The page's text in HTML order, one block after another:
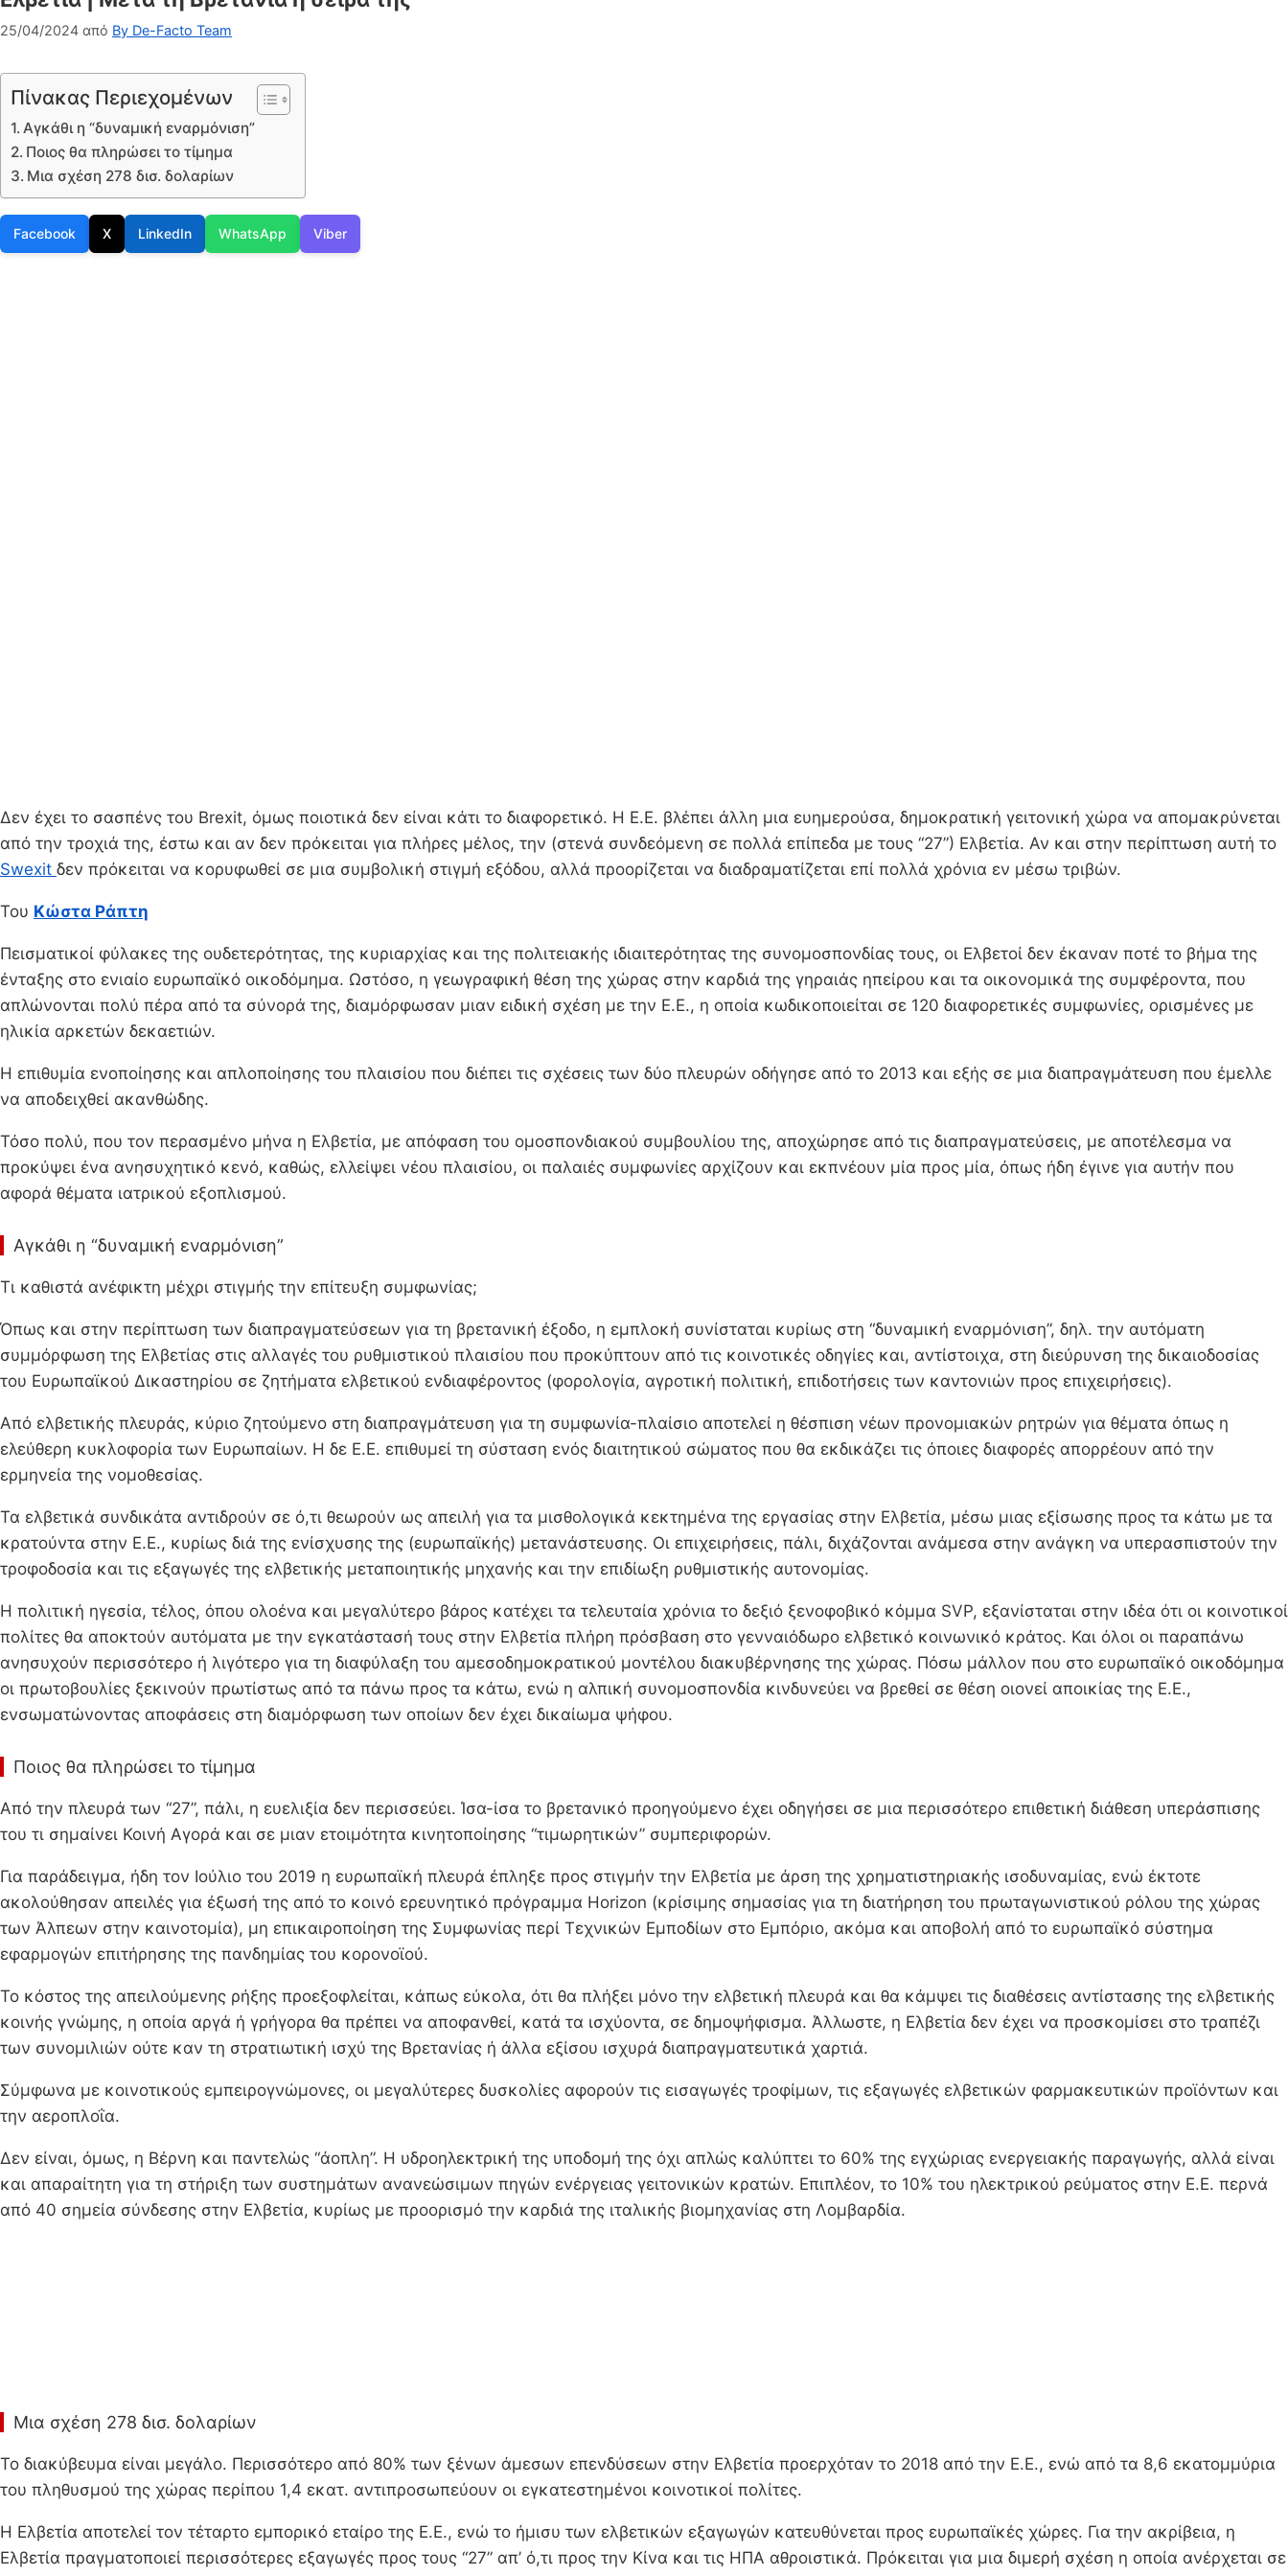
25/04/2024 από By De-Facto Team
Πίνακας Περιεχομένων
Αγκάθι η “δυναμική εναρμόνιση”
Ποιος θα πληρώσει το τίμημα
Μια σχέση 278 δισ. δολαρίων
Facebook X LinkedIn WhatsApp Viber
Δεν έχει το σασπένς του Brexit, όμως ποιοτικά δεν είναι κάτι το διαφορετικό. Η Ε.Ε. βλέπει άλλη μια ευημερούσα, δημοκρατική γειτονική χώρα να απομακρύνεται
από την τροχιά της, έστω και αν δεν πρόκειται για πλήρες μέλος, την (στενά συνδεόμενη σε πολλά επίπεδα με τους “27”) Ελβετία. Αν και στην περίπτωση αυτή το
Swexit δεν πρόκειται να κορυφωθεί σε μια συμβολική στιγμή εξόδου, αλλά προορίζεται να διαδραματίζεται επί πολλά χρόνια εν μέσω τριβών.
Του Κώστα Ράπτη
Πεισματικοί φύλακες της ουδετερότητας, της κυριαρχίας και της πολιτειακής ιδιαιτερότητας της συνομοσπονδίας τους, οι Ελβετοί δεν έκαναν ποτέ το βήμα της
ένταξης στο ενιαίο ευρωπαϊκό οικοδόμημα. Ωστόσο, η γεωγραφική θέση της χώρας στην καρδιά της γηραιάς ηπείρου και τα οικονομικά της συμφέροντα, που
απλώνονται πολύ πέρα από τα σύνορά της, διαμόρφωσαν μιαν ειδική σχέση με την Ε.Ε., η οποία κωδικοποιείται σε 120 διαφορετικές συμφωνίες, ορισμένες με
ηλικία αρκετών δεκαετιών.
Η επιθυμία ενοποίησης και απλοποίησης του πλαισίου που διέπει τις σχέσεις των δύο πλευρών οδήγησε από το 2013 και εξής σε μια διαπραγμάτευση που έμελλε
να αποδειχθεί ακανθώδης.
Τόσο πολύ, που τον περασμένο μήνα η Ελβετία, με απόφαση του ομοσπονδιακού συμβουλίου της, αποχώρησε από τις διαπραγματεύσεις, με αποτέλεσμα να
προκύψει ένα ανησυχητικό κενό, καθώς, ελλείψει νέου πλαισίου, οι παλαιές συμφωνίες αρχίζουν και εκπνέουν μία προς μία, όπως ήδη έγινε για αυτήν που
αφορά θέματα ιατρικού εξοπλισμού.
Αγκάθι η “δυναμική εναρμόνιση”
Τι καθιστά ανέφικτη μέχρι στιγμής την επίτευξη συμφωνίας;
Όπως και στην περίπτωση των διαπραγματεύσεων για τη βρετανική έξοδο, η εμπλοκή συνίσταται κυρίως στη “δυναμική εναρμόνιση”, δηλ. την αυτόματη
συμμόρφωση της Ελβετίας στις αλλαγές του ρυθμιστικού πλαισίου που προκύπτουν από τις κοινοτικές οδηγίες και, αντίστοιχα, στη διεύρυνση της δικαιοδοσίας
του Ευρωπαϊκού Δικαστηρίου σε ζητήματα ελβετικού ενδιαφέροντος (φορολογία, αγροτική πολιτική, επιδοτήσεις των καντονιών προς επιχειρήσεις).
Από ελβετικής πλευράς, κύριο ζητούμενο στη διαπραγμάτευση για τη συμφωνία-πλαίσιο αποτελεί η θέσπιση νέων προνομιακών ρητρών για θέματα όπως η
ελεύθερη κυκλοφορία των Ευρωπαίων. Η δε Ε.Ε. επιθυμεί τη σύσταση ενός διαιτητικού σώματος που θα εκδικάζει τις όποιες διαφορές απορρέουν από την
ερμηνεία της νομοθεσίας.
Τα ελβετικά συνδικάτα αντιδρούν σε ό,τι θεωρούν ως απειλή για τα μισθολογικά κεκτημένα της εργασίας στην Ελβετία, μέσω μιας εξίσωσης προς τα κάτω με τα
κρατούντα στην Ε.Ε., κυρίως διά της ενίσχυσης της (ευρωπαϊκής) μετανάστευσης. Οι επιχειρήσεις, πάλι, διχάζονται ανάμεσα στην ανάγκη να υπερασπιστούν την
τροφοδοσία και τις εξαγωγές της ελβετικής μεταποιητικής μηχανής και την επιδίωξη ρυθμιστικής αυτονομίας.
Η πολιτική ηγεσία, τέλος, όπου ολοένα και μεγαλύτερο βάρος κατέχει τα τελευταία χρόνια το δεξιό ξενοφοβικό κόμμα SVP, εξανίσταται στην ιδέα ότι οι κοινοτικοί
πολίτες θα αποκτούν αυτόματα με την εγκατάστασή τους στην Ελβετία πλήρη πρόσβαση στο γενναιόδωρο ελβετικό κοινωνικό κράτος. Και όλοι οι παραπάνω
ανησυχούν περισσότερο ή λιγότερο για τη διαφύλαξη του αμεσοδημοκρατικού μοντέλου διακυβέρνησης της χώρας. Πόσω μάλλον που στο ευρωπαϊκό οικοδόμημα
οι πρωτοβουλίες ξεκινούν πρωτίστως από τα πάνω προς τα κάτω, ενώ η αλπική συνομοσπονδία κινδυνεύει να βρεθεί σε θέση οιονεί αποικίας της Ε.Ε.,
ενσωματώνοντας αποφάσεις στη διαμόρφωση των οποίων δεν έχει δικαίωμα ψήφου.
Ποιος θα πληρώσει το τίμημα
Από την πλευρά των “27”, πάλι, η ευελιξία δεν περισσεύει. Ίσα-ίσα το βρετανικό προηγούμενο έχει οδηγήσει σε μια περισσότερο επιθετική διάθεση υπεράσπισης
του τι σημαίνει Κοινή Αγορά και σε μιαν ετοιμότητα κινητοποίησης “τιμωρητικών” συμπεριφορών.
Για παράδειγμα, ήδη τον Ιούλιο του 2019 η ευρωπαϊκή πλευρά έπληξε προς στιγμήν την Ελβετία με άρση της χρηματιστηριακής ισοδυναμίας, ενώ έκτοτε
ακολούθησαν απειλές για έξωσή της από το κοινό ερευνητικό πρόγραμμα Horizon (κρίσιμης σημασίας για τη διατήρηση του πρωταγωνιστικού ρόλου της χώρας
των Άλπεων στην καινοτομία), μη επικαιροποίηση της Συμφωνίας περί Τεχνικών Εμποδίων στο Εμπόριο, ακόμα και αποβολή από το ευρωπαϊκό σύστημα
εφαρμογών επιτήρησης της πανδημίας του κορονοϊού.
Το κόστος της απειλούμενης ρήξης προεξοφλείται, κάπως εύκολα, ότι θα πλήξει μόνο την ελβετική πλευρά και θα κάμψει τις διαθέσεις αντίστασης της ελβετικής
κοινής γνώμης, η οποία αργά ή γρήγορα θα πρέπει να αποφανθεί, κατά τα ισχύοντα, σε δημοψήφισμα. Άλλωστε, η Ελβετία δεν έχει να προσκομίσει στο τραπέζι
των συνομιλιών ούτε καν τη στρατιωτική ισχύ της Βρετανίας ή άλλα εξίσου ισχυρά διαπραγματευτικά χαρτιά.
Σύμφωνα με κοινοτικούς εμπειρογνώμονες, οι μεγαλύτερες δυσκολίες αφορούν τις εισαγωγές τροφίμων, τις εξαγωγές ελβετικών φαρμακευτικών προϊόντων και
την αεροπλοΐα.
Δεν είναι, όμως, η Βέρνη και παντελώς “άοπλη”. Η υδροηλεκτρική της υποδομή της όχι απλώς καλύπτει το 60% της εγχώριας ενεργειακής παραγωγής, αλλά είναι
και απαραίτητη για τη στήριξη των συστημάτων ανανεώσιμων πηγών ενέργειας γειτονικών κρατών. Επιπλέον, το 10% του ηλεκτρικού ρεύματος στην Ε.Ε. περνά
από 40 σημεία σύνδεσης στην Ελβετία, κυρίως με προορισμό την καρδιά της ιταλικής βιομηχανίας στη Λομβαρδία.
Μια σχέση 278 δισ. δολαρίων
Το διακύβευμα είναι μεγάλο. Περισσότερο από 80% των ξένων άμεσων επενδύσεων στην Ελβετία προερχόταν το 2018 από την Ε.Ε., ενώ από τα 8,6 εκατομμύρια
του πληθυσμού της χώρας περίπου 1,4 εκατ. αντιπροσωπεύουν οι εγκατεστημένοι κοινοτικοί πολίτες.
Η Ελβετία αποτελεί τον τέταρτο εμπορικό εταίρο της Ε.Ε., ενώ το ήμισυ των ελβετικών εξαγωγών κατευθύνεται προς ευρωπαϊκές χώρες. Για την ακρίβεια, η
Ελβετία πραγματοποιεί περισσότερες εξαγωγές προς τους “27” απ’ ό,τι προς την Κίνα και τις ΗΠΑ αθροιστικά. Πρόκειται για μια διμερή σχέση η οποία ανέρχεται σε